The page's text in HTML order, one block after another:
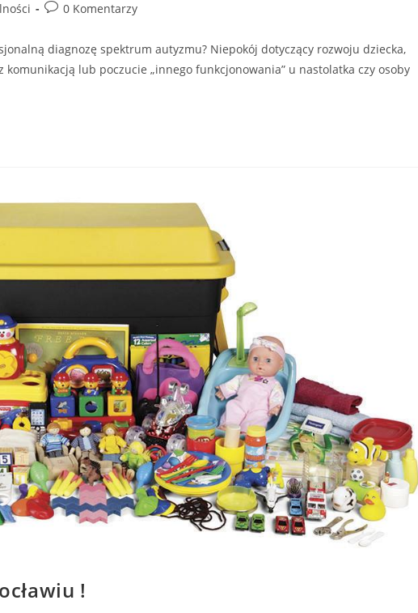
0 Komentarzy
diagnozę spektrum autyzmu? Niepokój dotyczący rozwoju dziecka,
lub poczucie „innego funkcjonowania” u nastolatka czy osoby
!